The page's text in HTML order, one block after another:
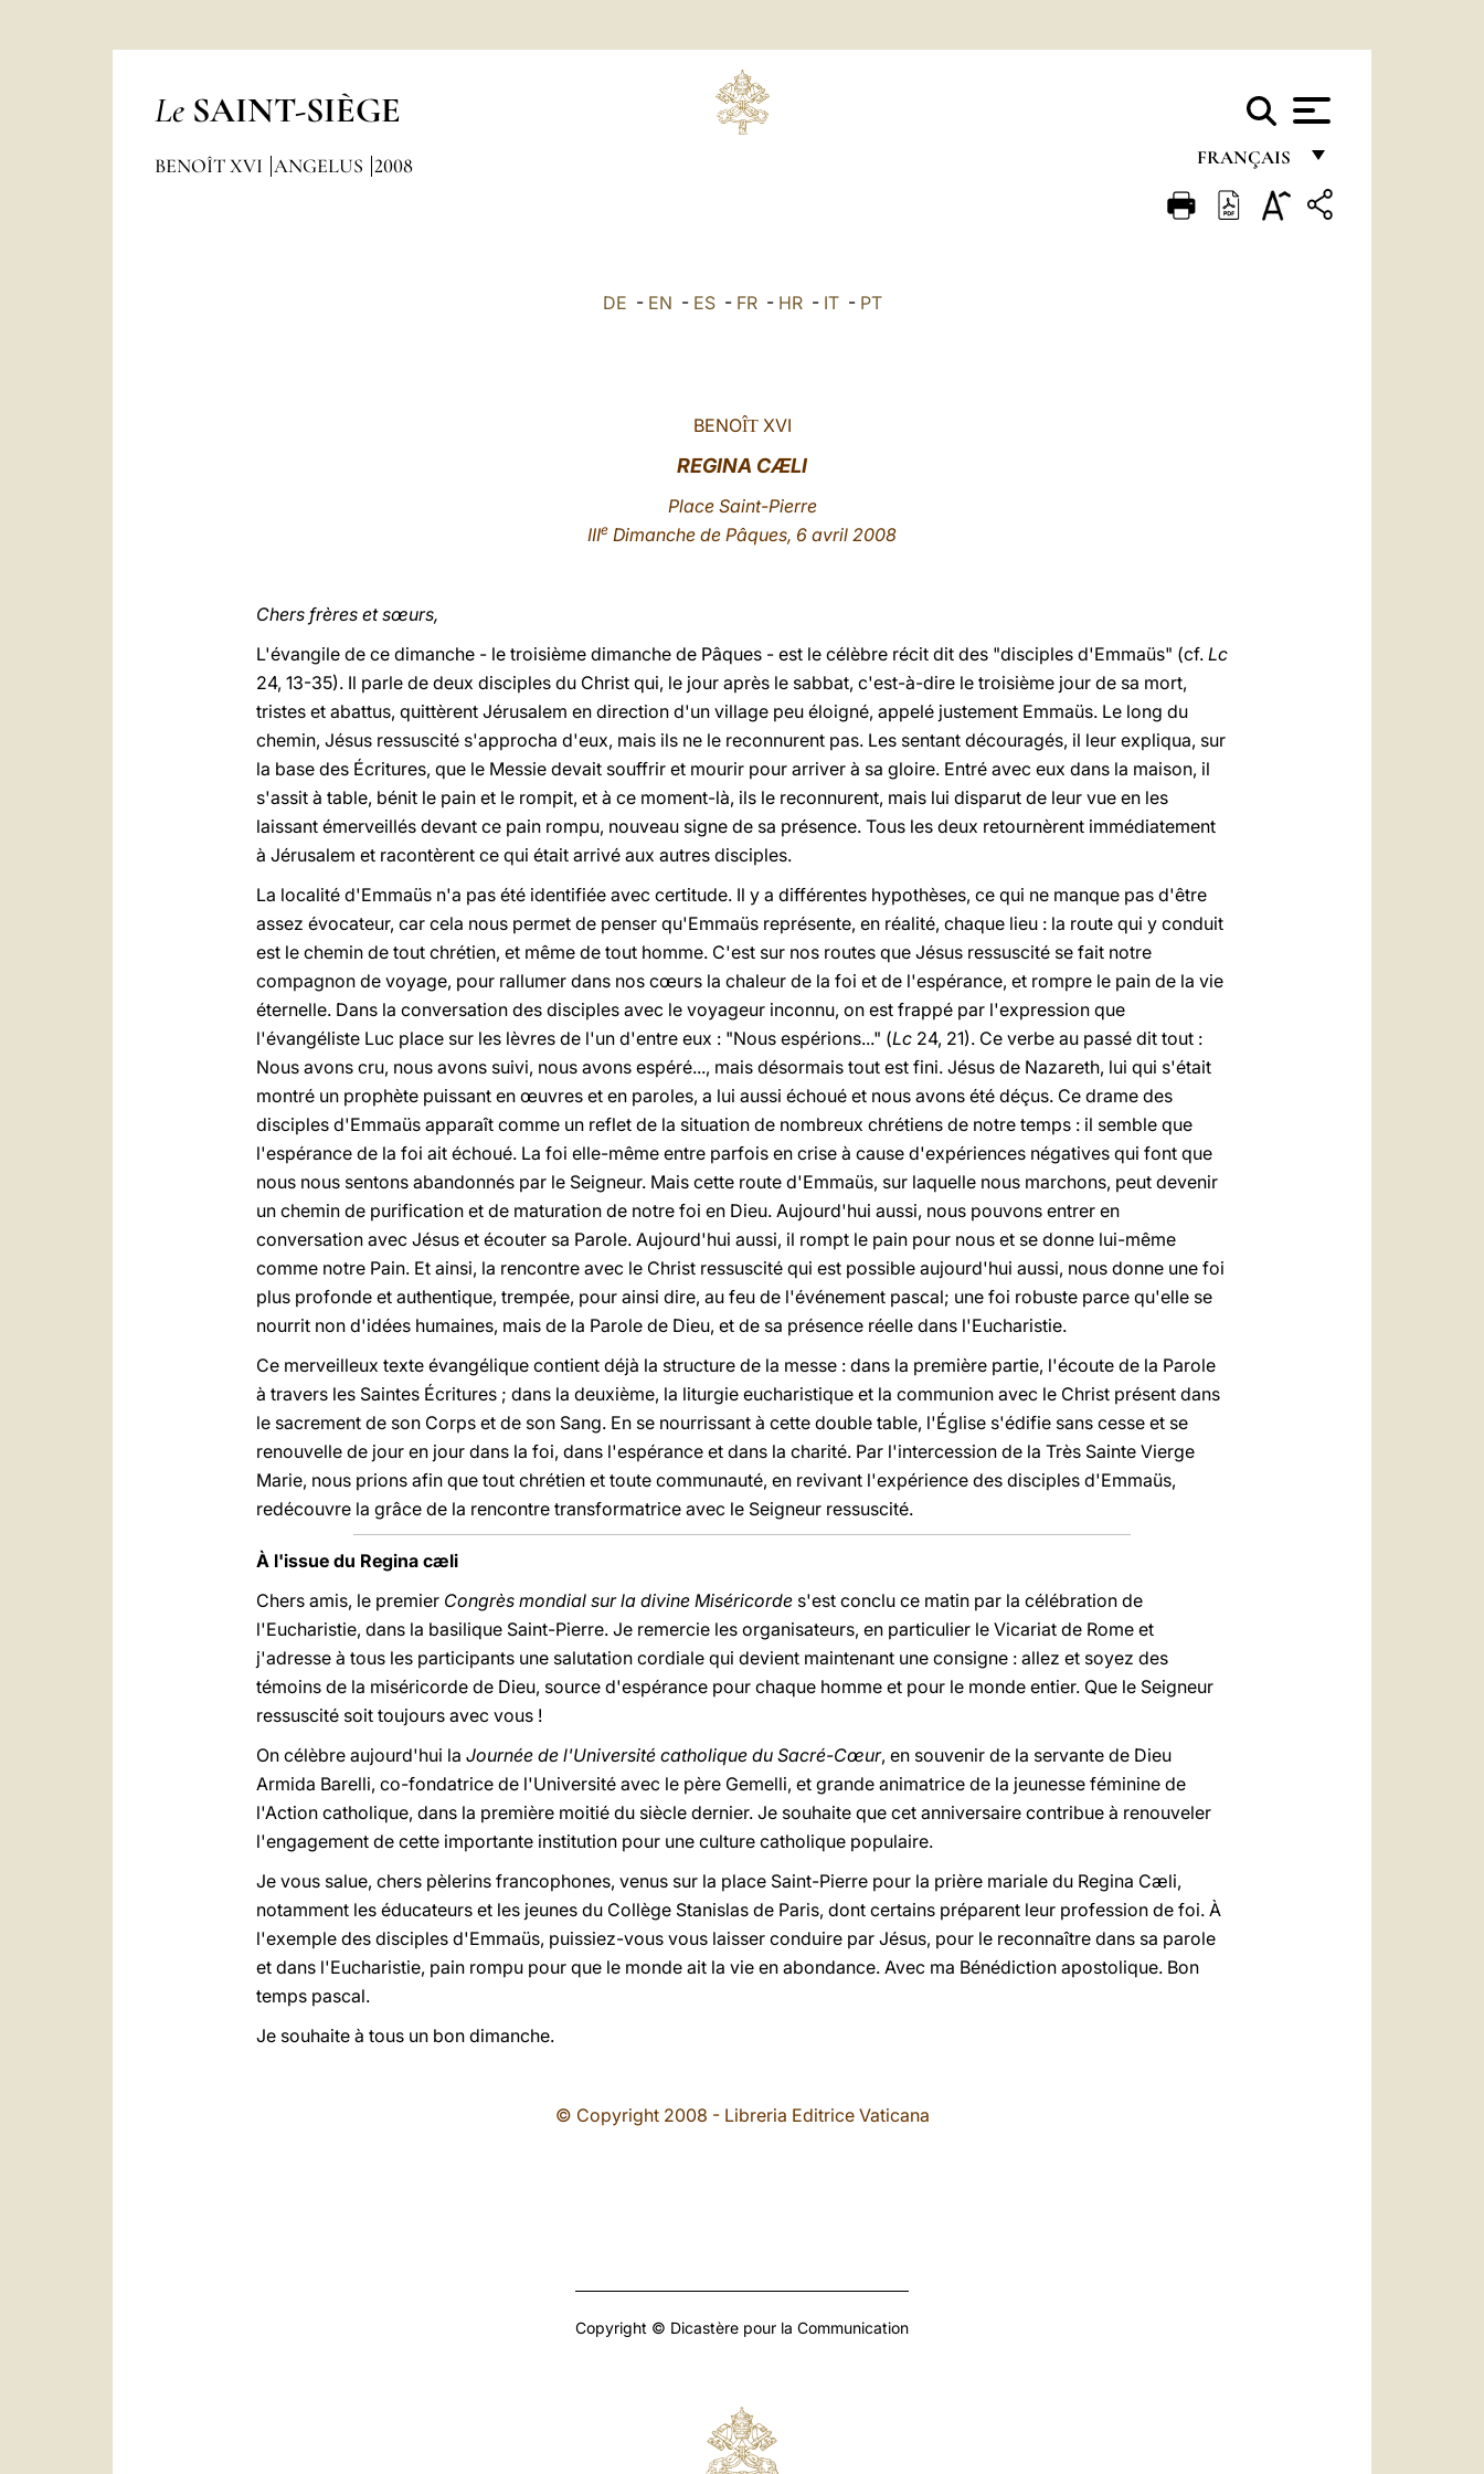
Le SAINT-SIÈGE
FRANÇAIS
FRANÇAIS
BENOÎT XVI ANGELUS 2008
DE - EN - ES- FR- HR- IT- PT
BENOÎTXVI
REGINA CÆLI
Place Saint-Pierre
IIIe Dimanche de Pâques, 6 avril 2008
Chers frères et sœurs,
L'évangile de ce dimanche - le troisième dimanche de Pâques - est le célèbre récit dit des "disciples d'Emmaüs" (cf. Lc
24, 13-35). Il parle de deux disciples du Christ qui, le jour après le sabbat, c'est-à-dire le troisième jour de sa mort,
tristes et abattus, quittèrent Jérusalem en direction d'un village peu éloigné, appelé justement Emmaüs. Le long du
chemin, Jésus ressuscité s'approcha d'eux, mais ils ne le reconnurent pas. Les sentant découragés, il leur expliqua, sur
la base des Écritures, que le Messie devait souffrir et mourir pour arriver à sa gloire. Entré avec eux dans la maison, il
s'assit à table, bénit le pain et le rompit, et à ce moment-là, ils le reconnurent, mais lui disparut de leur vue en les
laissant émerveillés devant ce pain rompu, nouveau signe de sa présence. Tous les deux retournèrent immédiatement
à Jérusalem et racontèrent ce qui était arrivé aux autres disciples.
La localité d'Emmaüs n'a pas été identifiée avec certitude. Il y a différentes hypothèses, ce qui ne manque pas d'être
assez évocateur, car cela nous permet de penser qu'Emmaüs représente, en réalité, chaque lieu : la route qui y conduit
est le chemin de tout chrétien, et même de tout homme. C'est sur nos routes que Jésus ressuscité se fait notre
compagnon de voyage, pour rallumer dans nos cœurs la chaleur de la foi et de l'espérance, et rompre le pain de la vie
éternelle. Dans la conversation des disciples avec le voyageur inconnu, on est frappé par l'expression que
l'évangéliste Luc place sur les lèvres de l'un d'entre eux : "Nous espérions..." (Lc 24, 21). Ce verbe au passé dit tout :
Nous avons cru, nous avons suivi, nous avons espéré..., mais désormais tout est fini. Jésus de Nazareth, lui qui s'était
montré un prophète puissant en œuvres et en paroles, a lui aussi échoué et nous avons été déçus. Ce drame des
disciples d'Emmaüs apparaît comme un reflet de la situation de nombreux chrétiens de notre temps : il semble que
l'espérance de la foi ait échoué. La foi elle-même entre parfois en crise à cause d'expériences négatives qui font que
nous nous sentons abandonnés par le Seigneur. Mais cette route d'Emmaüs, sur laquelle nous marchons, peut devenir
un chemin de purification et de maturation de notre foi en Dieu. Aujourd'hui aussi, nous pouvons entrer en
conversation avec Jésus et écouter sa Parole. Aujourd'hui aussi, il rompt le pain pour nous et se donne lui-même
comme notre Pain. Et ainsi, la rencontre avec le Christ ressuscité qui est possible aujourd'hui aussi, nous donne une foi
plus profonde et authentique, trempée, pour ainsi dire, au feu de l'événement pascal; une foi robuste parce qu'elle se
nourrit non d'idées humaines, mais de la Parole de Dieu, et de sa présence réelle dans l'Eucharistie.
Ce merveilleux texte évangélique contient déjà la structure de la messe : dans la première partie, l'écoute de la Parole
à travers les Saintes Écritures ; dans la deuxième, la liturgie eucharistique et la communion avec le Christ présent dans
le sacrement de son Corps et de son Sang. En se nourrissant à cette double table, l'Église s'édifie sans cesse et se
renouvelle de jour en jour dans la foi, dans l'espérance et dans la charité. Par l'intercession de la Très Sainte Vierge
Marie, nous prions afin que tout chrétien et toute communauté, en revivant l'expérience des disciples d'Emmaüs,
redécouvre la grâce de la rencontre transformatrice avec le Seigneur ressuscité.
À l'issue du Regina cæli
Chers amis, le premier Congrès mondial sur la divine Miséricorde s'est conclu ce matin par la célébration de
l'Eucharistie, dans la basilique Saint-Pierre. Je remercie les organisateurs, en particulier le Vicariat de Rome et
j'adresse à tous les participants une salutation cordiale qui devient maintenant une consigne : allez et soyez des
témoins de la miséricorde de Dieu, source d'espérance pour chaque homme et pour le monde entier. Que le Seigneur
ressuscité soit toujours avec vous !
On célèbre aujourd'hui la Journée de l'Université catholique du Sacré-Cœur, en souvenir de la servante de Dieu
Armida Barelli, co-fondatrice de l'Université avec le père Gemelli, et grande animatrice de la jeunesse féminine de
l'Action catholique, dans la première moitié du siècle dernier. Je souhaite que cet anniversaire contribue à renouveler
l'engagement de cette importante institution pour une culture catholique populaire.
Je vous salue, chers pèlerins francophones, venus sur la place Saint-Pierre pour la prière mariale du Regina Cæli,
notamment les éducateurs et les jeunes du Collège Stanislas de Paris, dont certains préparent leur profession de foi. À
l'exemple des disciples d'Emmaüs, puissiez-vous vous laisser conduire par Jésus, pour le reconnaître dans sa parole
et dans l'Eucharistie, pain rompu pour que le monde ait la vie en abondance. Avec ma Bénédiction apostolique. Bon
temps pascal.
Je souhaite à tous un bon dimanche.
© Copyright 2008 - Libreria Editrice Vaticana
Copyright © Dicastère pour la Communication